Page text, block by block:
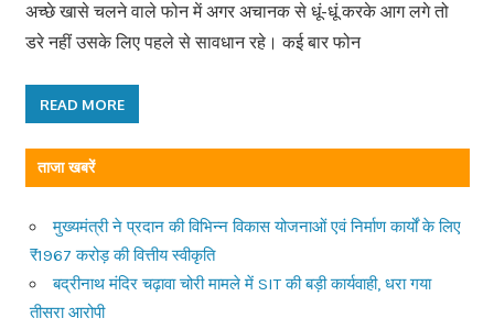
अच्छे खासे चलने वाले फोन में अगर अचानक से धूं-धूं करके आग लगे तो
डरे नहीं उसके लिए पहले से सावधान रहे। कई बार फोन
READ MORE
ताजा खबरें
मुख्यमंत्री ने प्रदान की विभिन्न विकास योजनाओं एवं निर्माण कार्यों के लिए
₹1967 करोड़ की वित्तीय स्वीकृति
बद्रीनाथ मंदिर चढ़ावा चोरी मामले में SIT की बड़ी कार्यवाही, धरा गया
तीसरा आरोपी